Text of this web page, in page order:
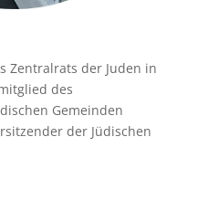
Zentralrats der Juden in
des
Gemeinden
der Jüdischen